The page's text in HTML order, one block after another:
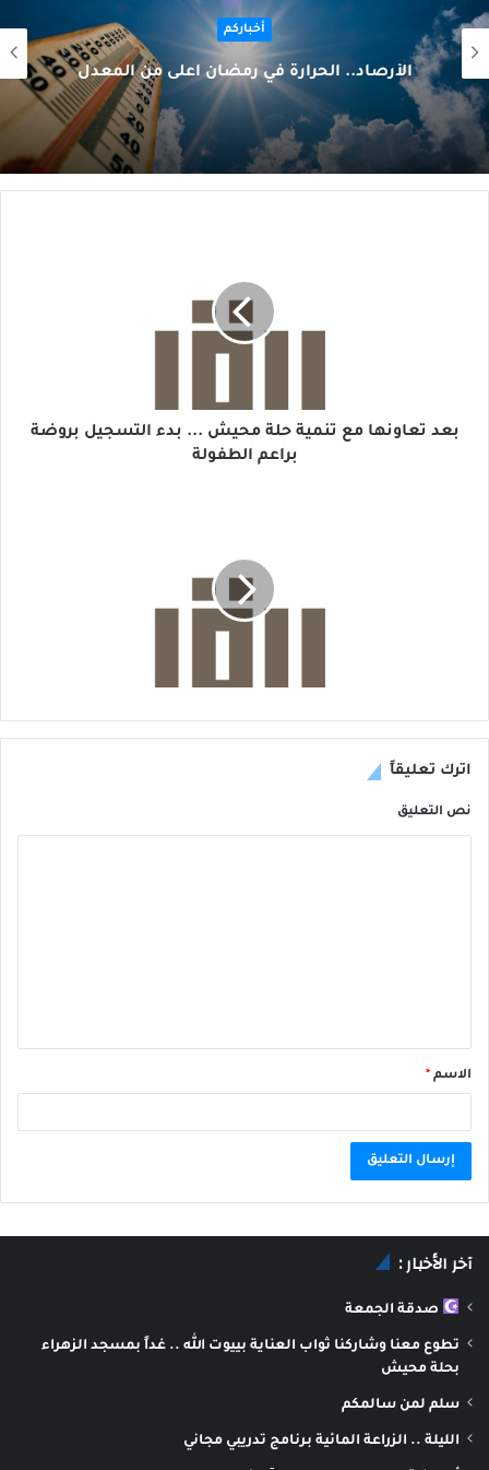
أخباركم
الأرصاد.. الحرارة في رمضان أعلى من المعدل
بعد تعاونها مع تنمية حلة محيش ... بدء التسجيل بروضة
براعم الطفولة
اترك تعليقاً
نص التعليق
الاسم *
t
آخر الأخبار :
صدقة الجمعة
تطوع معنا وشاركنا ثواب العناية بييوت الله .. غداً بمسجد الزهراء
بحلة محيش
سلم لمن سالمكم
الليلة .. الزراعة المائية برنامج تدريبي مجاني